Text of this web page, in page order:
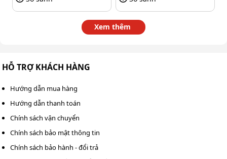
người sử dụng. Bạn có thể yên tâm đầu tư vào sản
phẩm này mà không lo lắng về vấn đề hư hỏng hay bảo
Xem thêm
HỖ TRỢ KHÁCH HÀNG
Hướng dẫn mua hàng
Hướng dẫn thanh toán
Chính sách vận chuyển
Chính sách bảo mật thông tin
Chính sách bảo hành - đổi trả